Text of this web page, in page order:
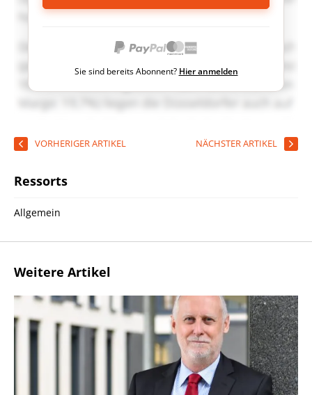
Sie sind bereits Abonnent? Hier anmelden
VORHERIGER ARTIKEL NÄCHSTER ARTIKEL
Ressorts
Allgemein
Weitere Artikel